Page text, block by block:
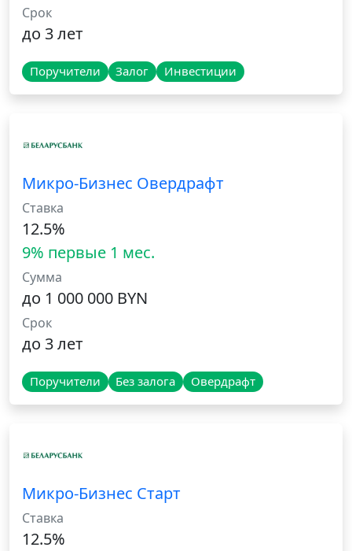
Срок
до 3 лет
Поручители Залог Инвестиции
Микро-Бизнес Овердрафт
Ставка
12.5%
9% первые 1 мес.
Сумма
до 1 000 000 BYN
Срок
до 3 лет
Поручители Без залога Овердрафт
Микро-Бизнес Старт
Ставка
12.5%